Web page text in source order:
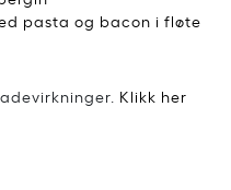
pasta og bacon i fløte
Klikk her